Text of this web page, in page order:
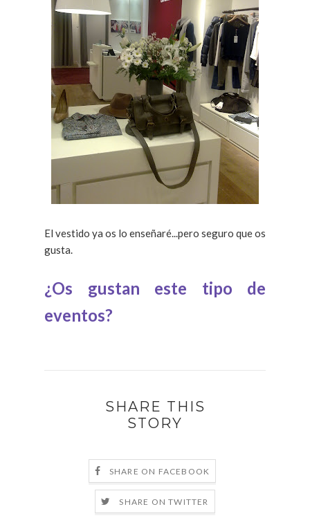
El vestido ya os lo enseñaré...pero seguro que os
gusta.
¿Os gustan este tipo de
eventos?
SHARE THIS
STORY
SHARE ON FACEBOOK
SHARE ON TWITTER